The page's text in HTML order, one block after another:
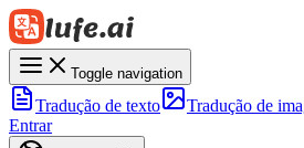
Toggle navigation
Tradução de texto Tradução de
Entrar